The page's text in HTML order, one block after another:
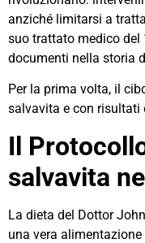
anziché limitarsi a
suo trattato medico del
documenti nella storia
Per la prima volta, il
salvavita e con risultati
Il
salvavita
La dieta del Dottor
una vera